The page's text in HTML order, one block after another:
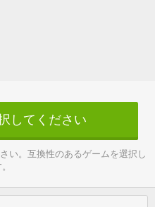
してください
い。互換性のあるゲームを選択し